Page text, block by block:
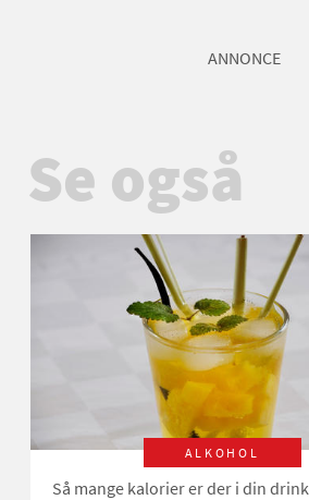
ANNONCE
Se også
ALKOHOL
Så mange kalorier er der i din drink